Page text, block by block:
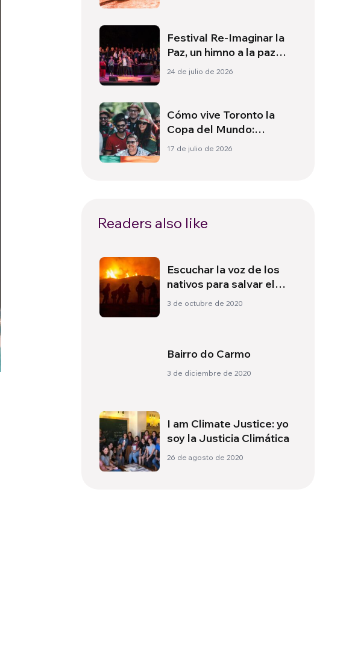
Festival Re-Imaginar la
Paz, un himno a la paz
desde Florencia
24 de julio de 2026
Cómo vive Toronto la
Copa del Mundo:
Cultura, identidad y
17 de julio de 2026
Readers also like
Escuchar la voz de los
nativos para salvar el
planeta
3 de octubre de 2020
Bairro do Carmo
3 de diciembre de 2020
I am Climate Justice: yo
soy la Justicia Climática
26 de agosto de 2020